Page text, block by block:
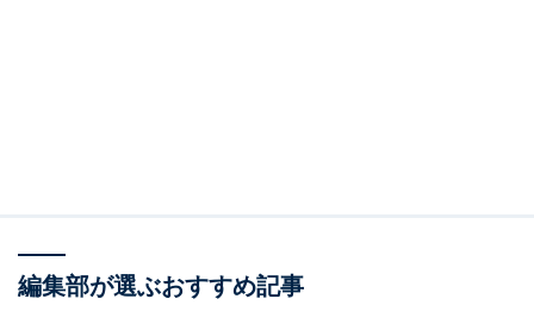
編集部が選ぶおすすめ記事